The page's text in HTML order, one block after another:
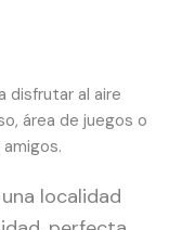
disfrutar al aire
área de juegos o
localidad